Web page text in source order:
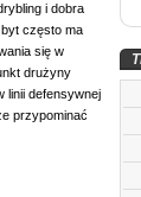
i dobra
często ma
się w
drużyny
linii defensywnej
przypominać